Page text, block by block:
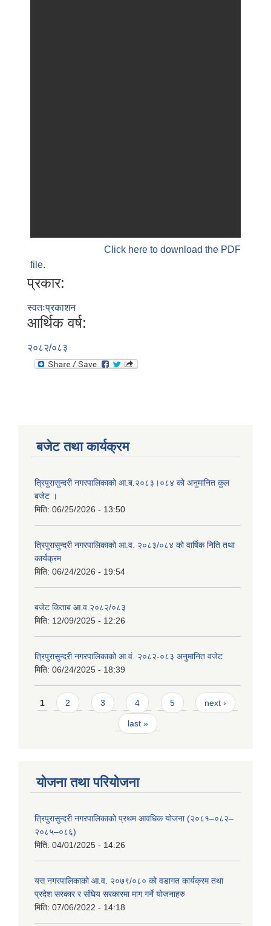
Click here to download the PDF
file.
प्रकार:
स्वतःप्रकाशन
आर्थिक वर्ष:
२०८२/०८३
बजेट तथा कार्यक्रम
त्रिपुरासुन्दरी नगरपालिकाको आ.ब.२०८३।०८४ को अनुमानित कुल
बजेट ।
मिति: 06/25/2026 - 13:50
त्रिपुरासुन्दरी नगरपालिकाको आ.व. २०८३/०८४ को वार्षिक निति तथा
कार्यक्रम
मिति: 06/24/2026 - 19:54
बजेट किताब आ.व.२०८२/०८३
मिति: 12/09/2025 - 12:26
त्रिपुरासुन्दरी नगरपालिकाको आ.वं. २०८२-०८३ अनुमानित वजेट
मिति: 06/24/2025 - 18:39
Pages
1 2 3 4 5 next ›
last »
योजना तथा परियोजना
त्रिपुरासुन्दरी नगरपालिकाको प्रथम आवधिक योजना (२०८१–०८२–
२०८५–०८६)
मिति: 04/01/2025 - 14:26
यस नगरपालिकाको आ.व. २०७९/०८० को वडागत कार्यक्रम तथा
प्रदेश सरकार र संघिय सरकारमा माग गर्ने याेजनाहरु
मिति: 07/06/2022 - 14:18